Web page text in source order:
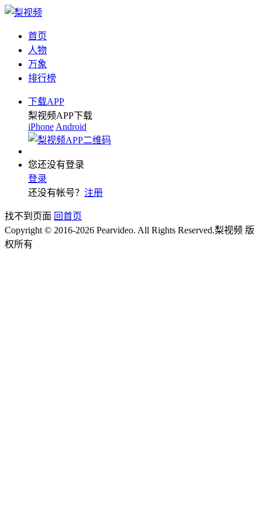
首页
人物
万象
排行榜
下载APP
梨视频APP下载
iPhone Android
您还没有登录
登录
还没有帐号？ 注册
找不到页面 回首页
Copyright © 2016-2026 Pearvideo. All Rights Reserved.梨视频 版
权所有